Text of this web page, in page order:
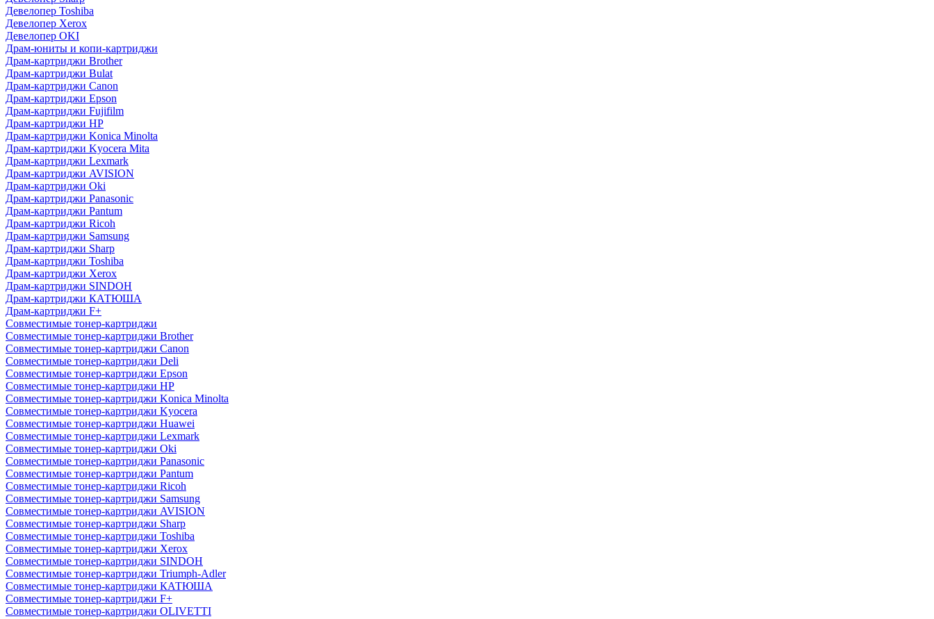
Девелопер Toshiba
Девелопер Xerox
Девелопер OKI
Драм-юниты и копи-картриджи
Драм-картриджи Brother
Драм-картриджи Bulat
Драм-картриджи Canon
Драм-картриджи Epson
Драм-картриджи Fujifilm
Драм-картриджи HP
Драм-картриджи Konica Minolta
Драм-картриджи Kyocera Mita
Драм-картриджи Lexmark
Драм-картриджи AVISION
Драм-картриджи Oki
Драм-картриджи Panasonic
Драм-картриджи Pantum
Драм-картриджи Ricoh
Драм-картриджи Samsung
Драм-картриджи Sharp
Драм-картриджи Toshiba
Драм-картриджи Xerox
Драм-картриджи SINDOH
Драм-картриджи КАТЮША
Драм-картриджи F+
Совместимые тонер-картриджи
Совместимые тонер-картриджи Brother
Совместимые тонер-картриджи Canon
Совместимые тонер-картриджи Deli
Совместимые тонер-картриджи Epson
Совместимые тонер-картриджи HP
Совместимые тонер-картриджи Konica Minolta
Совместимые тонер-картриджи Kyocera
Совместимые тонер-картриджи Huawei
Совместимые тонер-картриджи Lexmark
Совместимые тонер-картриджи Oki
Совместимые тонер-картриджи Panasonic
Совместимые тонер-картриджи Pantum
Совместимые тонер-картриджи Ricoh
Совместимые тонер-картриджи Samsung
Совместимые тонер-картриджи AVISION
Совместимые тонер-картриджи Sharp
Совместимые тонер-картриджи Toshiba
Совместимые тонер-картриджи Xerox
Совместимые тонер-картриджи SINDOH
Совместимые тонер-картриджи Triumph-Adler
Совместимые тонер-картриджи КАТЮША
Совместимые тонер-картриджи F+
Совместимые тонер-картриджи OLIVETTI